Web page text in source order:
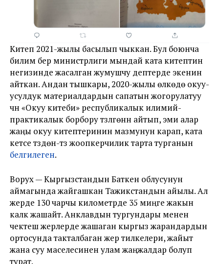
Китеп 2021-жылы басылып чыккан. Бул боюнча
билим берүү министрлиги мындай ката китептин
негизинде жасалган жумушчу дептерде экенин
айткан. Андан тышкары, 2020-жылы өлкөдө окуу-
усулдук материалдардын сапатын жогорулатуу
үчүн «Окуу китеби» республикалык илимий-
практикалык борбору түзүлгөнүн айтып, эми алар
жаңы окуу китептеринин мазмунун карап, ката
кетсе түздөн-түз жоопкерчилик тарта турганын
белгилеген.
Ворух — Кыргызстандын Баткен облусунун
аймагында жайгашкан Тажикстандын айылы. Ал
жерде 130 чарчы километрде 35 миңге жакын
калк жашайт. Анклавдын тургундары менен
чектеш жерлерде жашаган кыргыз жарандардын
ортосунда такталбаган жер тилкелери, жайыт
жана суу маселесинен улам жаңжалдар болуп
турат.